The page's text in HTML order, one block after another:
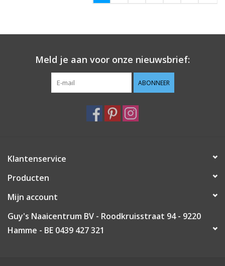
Meld je aan voor onze nieuwsbrief:
ABONNEER
Klantenservice
Producten
Mijn account
Guy's Naaicentrum BV - Roodkruisstraat 94 - 9220
Hamme - BE 0439 427 321